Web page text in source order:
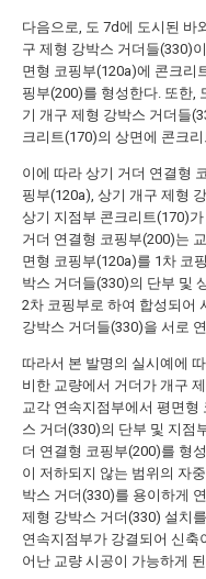
다음으로, 도 7d에 도시된 바
구 제형 강박스 거더들(330)
면형 코핑부(120a)에 콘크리
핑부(200)를 형성한다. 또한,
기 개구 제형 강박스 거더들
크리트(170)의 상면에 콘크
이에 따라 상기 거더 연결형
핑부(120a), 상기 개구 제형
상기 지점부 콘크리트(170)
거더 연결형 코핑부(200)는
면형 코핑부(120a)를 1차 코
박스 거더들(330)의 단부 및
2차 코핑부로 하여 합성되어
강박스 거더들(330)을 서로
따라서 본 발명의 실시예에
비한 교량에서 거더가 개구
교각 연속지점부에서 평면형
스 거더(330)의 단부 및 지점
더 연결형 코핑부(200)를 형
이 저하되지 않는 범위의 자
박스 거더(330)를 용이하게
제형 강박스 거더(330) 설치
연속지점부가 강결되어 신축
어난 교량 시공이 가능하게